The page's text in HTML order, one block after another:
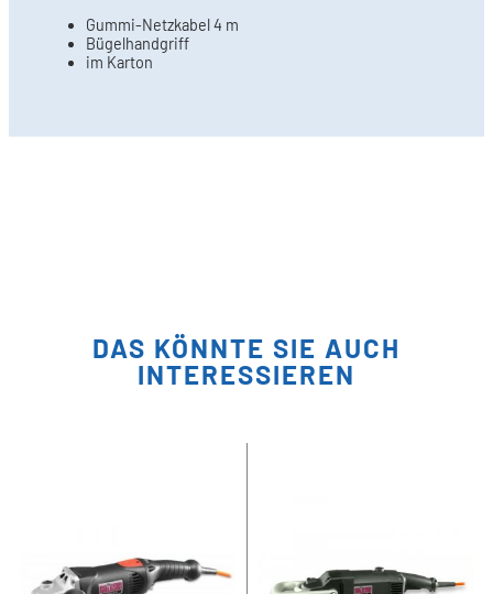
Gummi-Netzkabel 4 m
Bügelhandgriff
im Karton
DAS KÖNNTE SIE AUCH
INTERESSIEREN